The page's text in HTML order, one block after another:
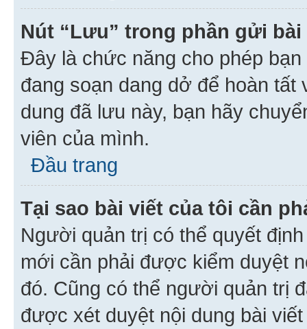
Nút “Lưu” trong phần gửi
Đây là chức năng cho phép
đang soạn dang dở để hoàn
dung đã lưu này, bạn hãy
viên của mình.
Đầu trang
Tại sao bài viết của tôi cần
Người quản trị có thể quyết
mới cần phải được kiểm duyệt
đó. Cũng có thể người quản trị
được xét duyệt nội dung bài